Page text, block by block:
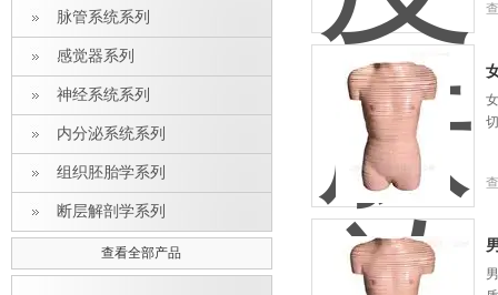
脉管系统系列
感觉器系列
神经系统系列
内分泌系统系列
组织胚胎学系列
断层解剖学系列
查看全部产品